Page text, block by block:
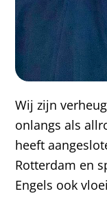
Wij zijn
onlangs als
heeft
Rotterdam en
Engels ook